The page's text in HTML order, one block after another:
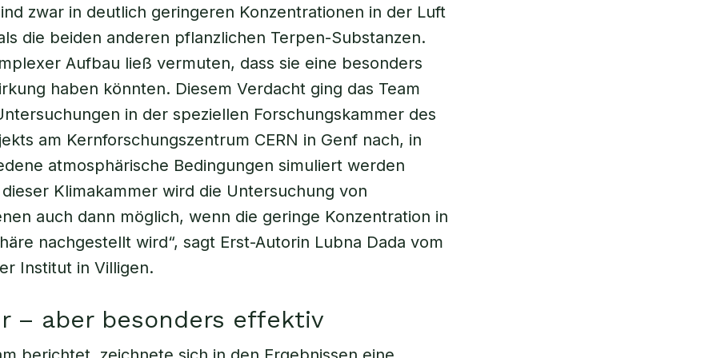
zwar in deutlich geringeren Konzentrationen in der Luft
die beiden anderen pflanzlichen Terpen-Substanzen.
Aufbau ließ vermuten, dass sie eine besonders
haben könnten. Diesem Verdacht ging das Team
in der speziellen Forschungskammer des
am Kernforschungszentrum CERN in Genf nach, in
atmosphärische Bedingungen simuliert werden
Klimakammer wird die Untersuchung von
auch dann möglich, wenn die geringe Konzentration in
nachgestellt wird“, sagt Erst-Autorin Lubna Dada vom
Institut in Villigen.
– aber besonders effektiv